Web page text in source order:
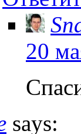
20
says: